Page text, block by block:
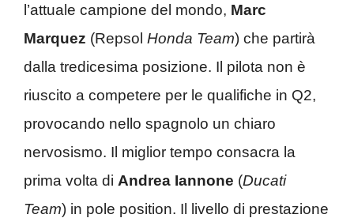
l’attuale campione del mondo, Marc
Marquez (Repsol Honda Team) che partirà
dalla tredicesima posizione. Il pilota non è
riuscito a competere per le qualifiche in Q2,
provocando nello spagnolo un chiaro
nervosismo. Il miglior tempo consacra la
prima volta di Andrea Iannone (Ducati
Team) in pole position. Il livello di prestazione